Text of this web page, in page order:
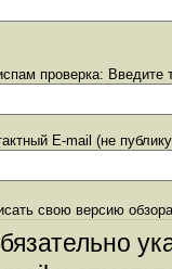
проверка: Введите
E-mail (не
свою версию